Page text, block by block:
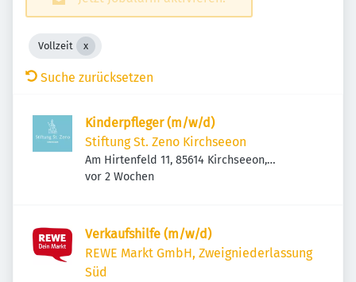
Vollzeit
Suche zurücksetzen
Kinderpfleger (m/w/d)
Stiftung St. Zeno Kirchseeon
Am Hirtenfeld 11, 85614 Kirchseeon,
Deutschland
Veröffentlicht
vor 2 Wochen
Verkaufshilfe (m/w/d)
REWE Markt GmbH, Zweigniederlassung
Süd